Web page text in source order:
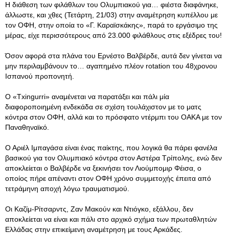
Η διάθεση των φιλάθλων του Ολυμπιακού για… φιέστα διαφάνηκε,
άλλωστε, και χθες (Τετάρτη, 21/03) στην αναμέτρηση κυπέλλου με
τον ΟΦΗ, στην οποία το «Γ. Καραϊσκάκης», παρά το εργάσιμο της
μέρας, είχε περισσότερους από 23.000 φιλάθλους στις εξέδρες του!
Όσον αφορά στα πλάνα του Ερνέστο Βαλβέρδε, αυτά δεν γίνεται να
μην περιλαμβάνουν το… αγαπημένο πλέον rotation του 48χρονου
Ισπανού προπονητή.
Ο «Txingurri» αναμένεται να παρατάξει και πάλι μία
διαφοροποιημένη ενδεκάδα σε σχέση τουλάχιστον με το ματς
κόντρα στον ΟΦΗ, αλλά και το πρόσφατο ντέρμπι του ΟΑΚΑ με τον
Παναθηναϊκό.
Ο Αριέλ Ιμπαγάσα είναι ένας παίκτης, που λογικά θα πάρει φανέλα
βασικού για τον Ολυμπιακό κόντρα στον Αστέρα Τρίπολης, ενώ δεν
αποκλείεται ο Βαλβέρδε να ξεκινήσει τον Λιούμπομιρ Φέισα, ο
οποίος πήρε απέναντι στον ΟΦΗ χρόνο συμμετοχής έπειτα από
τετράμηνη αποχή λόγω τραυματισμού.
Οι Καζίμ-Ρίτσαρντς, Ζαν Μακούν και Ντιόγκο, εξάλλου, δεν
αποκλείεται να είναι και πάλι στο αρχικό σχήμα των πρωταθλητών
Ελλάδας στην επικείμενη αναμέτρηση με τους Αρκάδες.